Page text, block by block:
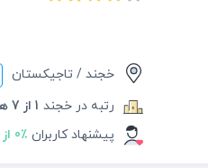
خجند / تاجیکستان
رتبه در خجند 1 از 7 هتل
پیشنهاد کاربران 0٪ از 0 رای